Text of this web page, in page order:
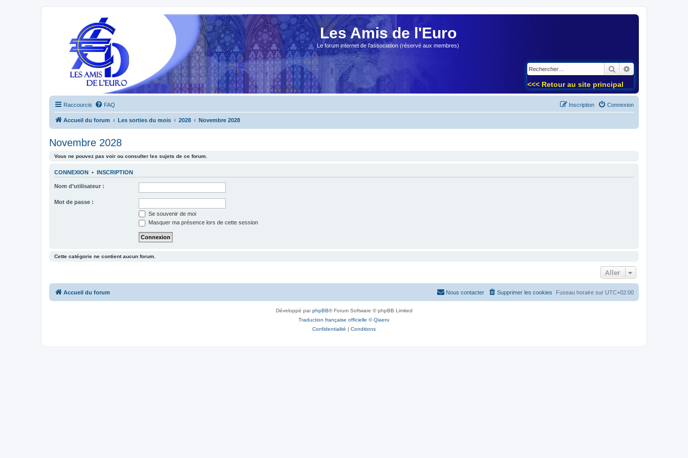
Les Amis de l'Euro
Le forum internet de l'association (réservé aux membres)
Rechercher
<<< Retour au site principal
Raccourcis FAQ Connexion
Inscription
Accueil du forum Les sorties du mois 2028 Novembre 2028
Novembre 2028
Vous ne pouvez pas voir ou consulter les sujets de ce forum.
CONNEXION • INSCRIPTION
Nom d’utilisateur :
Mot de passe :
Se souvenir de moi
Masquer ma présence lors de cette session
Cette catégorie ne contient aucun forum.
Aller
Accueil du forum Fuseau horaire sur UTC+02:00
Supprimer les cookies
Nous contacter
Développé parphpBB® Forum Software © phpBB Limited
Traduction française officielle ©Qiaeru
Confidentialité | Conditions